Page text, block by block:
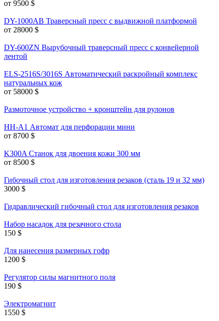
от 9500 $
DY-1000AB Траверсный пресс с выдвижной платформой
от 28000 $
DY-600ZN Вырубочный траверсный пресс с конвейерной
лентой
ELS-2516S/3016S Автоматический раскройный комплекс
натуральных кож
от 58000 $
Размоточное устройство + кронштейн для рулонов
HH-A1 Автомат для перфорации мини
от 8700 $
K300A Станок для двоения кожи 300 мм
от 8500 $
Гибочный стол для изготовления резаков (сталь 19 и 32 мм)
3000 $
Гидравлический гибочный стол для изготовления резаков
Набор насадок для резачного стола
150 $
Для нанесения размерных гофр
1200 $
Регулятор силы магнитного поля
190 $
Электромагнит
1550 $